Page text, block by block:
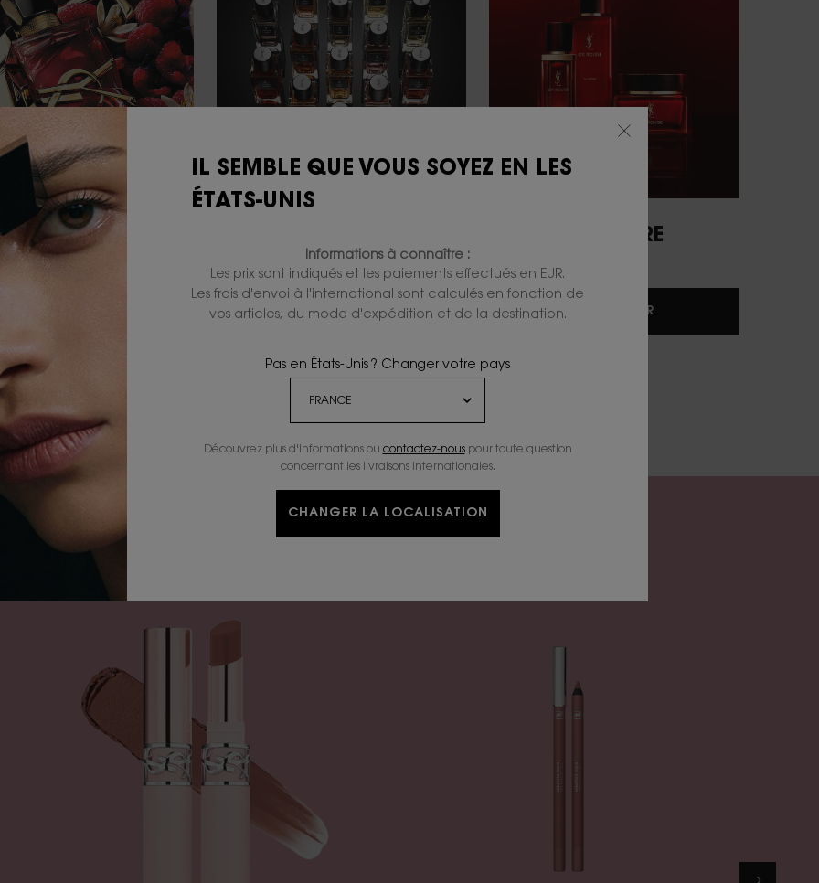
PARFUMS
PARFUMS
DÉCOUVRIR
SKINCARE
DÉCOUVRIR
LES ICÔNES NUDE BY YSL
IL SEMBLE QUE VOUS SOYEZ EN LES
ÉTATS-UNIS
Informations à connaître :
Les prix sont indiqués et les paiements effectués en EUR.
Les frais d'envoi à l'international sont calculés en fonction de
vos articles, du mode d'expédition et de la destination.
Pas en États-Unis ? Changer votre pays
Découvrez plus d'informations ou contactez-nouspour toute question
concernant les livraisons internationales.
CHANGER LA LOCALISATION